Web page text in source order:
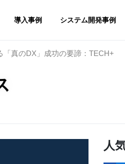
導入事例 システム開発事例
真のDX」成功の要諦：TECH+
人